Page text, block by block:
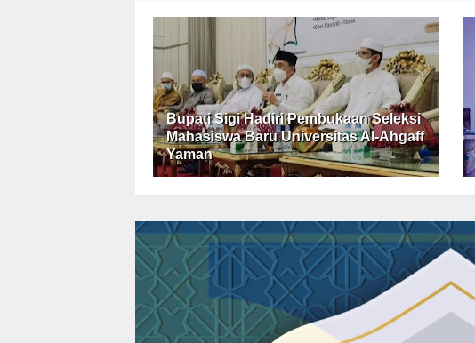
Bupati Sigi Hadiri Pembukaan Seleksi
Mahasiswa Baru Universitas Al-Ahgaff
Yaman